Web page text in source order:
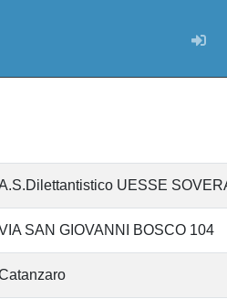
UESSE
SAN GIOVANNI BOSCO 104